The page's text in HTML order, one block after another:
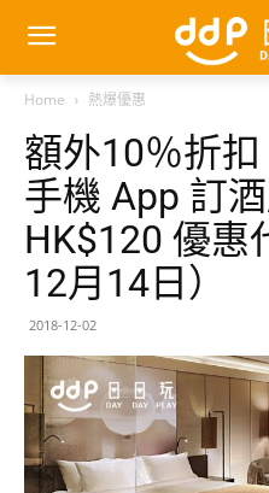
Home 熱爆優惠
額外10％折
手機 App 訂
HK$120 優惠
12月14日）
2018-12-02